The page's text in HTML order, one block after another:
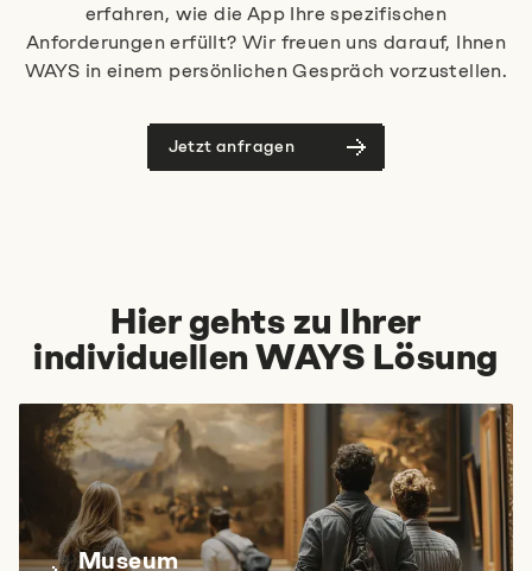
Cookie Einstellungen
erfahren, wie die App Ihre spezifischen
Anforderungen erfüllt? Wir freuen uns darauf, Ihnen
WAYS in einem persönlichen Gespräch vorzustellen.
Jetzt anfragen
Hier gehts zu Ihrer
individuellen WAYS Lösung
Museum